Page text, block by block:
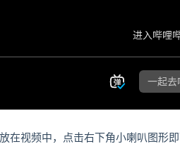
在视频中，点击右下角小喇叭图形